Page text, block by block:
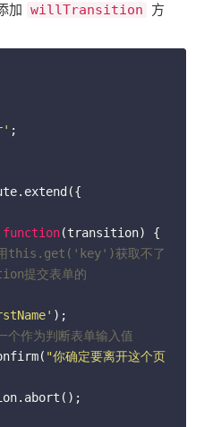
加 willTransition
方
;
function(transition) {
this.get('key')获取不了
提交表单的
);
作为判断表单输入值
"你确定要离开这个页